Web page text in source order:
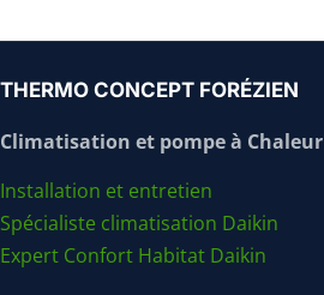
THERMO CONCEPT FORÉZIEN
Climatisation et pompe à Chaleur
Installation et entretien
Spécialiste climatisation Daikin
Expert Confort Habitat Daikin